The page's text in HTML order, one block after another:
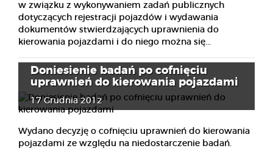
w związku z wykonywaniem zadań publicznych
dotyczących rejestracji pojazdów i wydawania
dokumentów stwierdzających uprawnienia do
kierowania pojazdami i do niego można się...
Doniesienie badań po cofnięciu
uprawnień do kierowania pojazdami
17 Grudnia 2012
Wydano decyzję o cofnięciu uprawnień do kierowania
pojazdami ze względu na niedostarczenie badań.